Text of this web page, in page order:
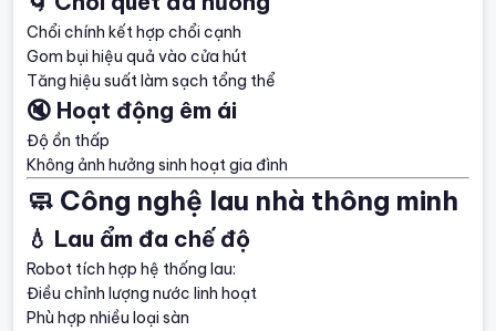
Chổi chính kết hợp chổi cạnh
Gom bụi hiệu quả vào cửa hút
Tăng hiệu suất làm sạch tổng thể
🔇 Hoạt động êm ái
Độ ồn thấp
Không ảnh hưởng sinh hoạt gia đình
🧼 Công nghệ lau nhà thông minh
💧 Lau ẩm đa chế độ
Robot tích hợp hệ thống lau:
Điều chỉnh lượng nước linh hoạt
Phù hợp nhiều loại sàn